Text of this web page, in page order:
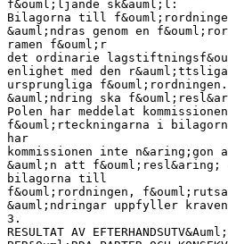
f&ouml;ljande sk&auml;l:
Bilagorna till
&auml;ndras genom en
ramen f&ouml;r
det ordinarie
enlighet med den
ursprungliga
&auml;ndring ska
Polen har meddelat
f&ouml;rteckningarna i
har
kommissionen inte n&aring;gon
&auml;n att f&ouml;resl&aring;
bilagorna till
f&ouml;rordningen,
&auml;ndringar uppfyller
3.
RESULTAT AV